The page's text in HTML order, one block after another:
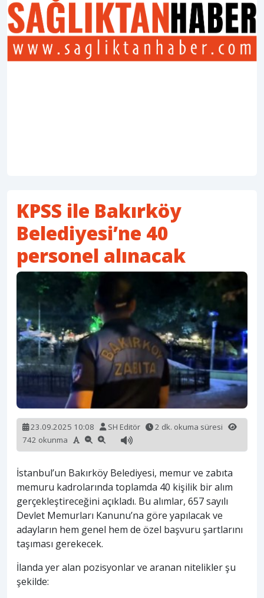
KPSS ile Bakırköy
Belediyesi’ne 40
personel alınacak
23.09.2025 10:08 SH Editör
2 dk. okuma süresi
742 okunma
İstanbul’un Bakırköy Belediyesi, memur ve zabıta
memuru kadrolarında toplamda 40 kişilik bir alım
gerçekleştireceğini açıkladı. Bu alımlar, 657 sayılı
Devlet Memurları Kanunu’na göre yapılacak ve
adayların hem genel hem de özel başvuru şartlarını
taşıması gerekecek.
İlanda yer alan pozisyonlar ve aranan nitelikler şu
şekilde: